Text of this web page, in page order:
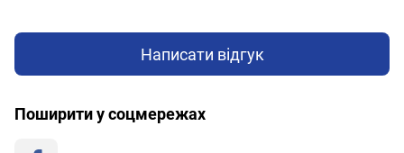
Написати відгук
Поширити у соцмережах